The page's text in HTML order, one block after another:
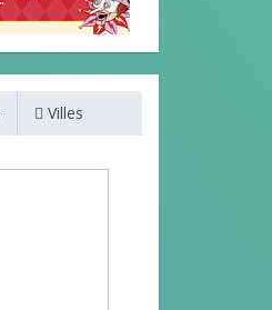
Villes